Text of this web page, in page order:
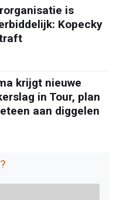
is
Kopecky
krijgt nieuwe
in Tour, plan
aan diggelen